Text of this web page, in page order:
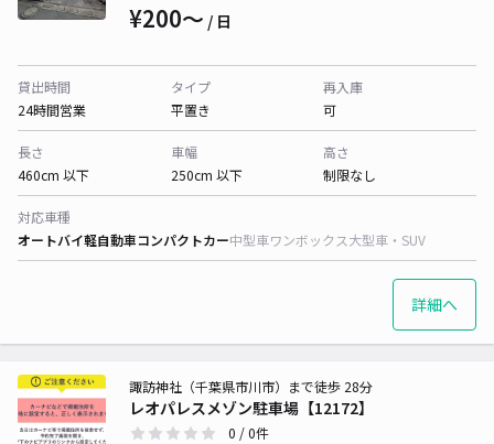
¥200〜 / 日
貸出時間
24時間営業
タイプ
平置き
再入庫
可
長さ
460cm 以下
車幅
250cm 以下
高さ
制限なし
対応車種
オートバイ軽自動車コンパクトカー中型車ワンボックス大型車・SUV
詳細へ
レオパレスメゾン駐車場【12172】
諏訪神社（千葉県市川市）まで徒歩 28分
0 / 0件